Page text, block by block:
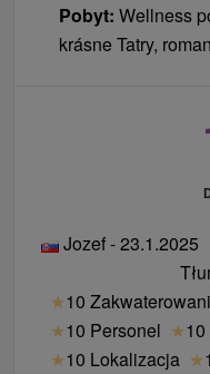
Pobyt: Wellness
krásne Tatry,
Jozef - 23.1.2025
★10
★10 Personel ★
★10 Lokalizacja ★